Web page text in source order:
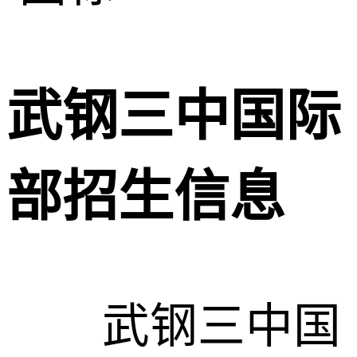
武钢三中国际
部招生信息
武钢三中国